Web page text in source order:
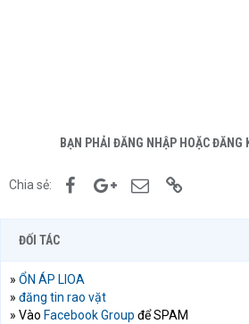
BẠN PHẢI ĐĂNG NHẬP HOẶC ĐĂNG
Chia sẻ: FacebookGoogle+Email
ĐỐI TÁC
» ỔN ÁP LIOA
» đăng tin rao vặt
» Vào Facebook Group để SPAM